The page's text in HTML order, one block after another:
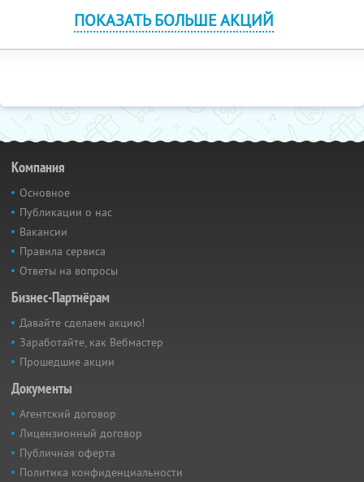
ПОКАЗАТЬ БОЛЬШЕ АКЦИЙ
Компания
Основное
Публикации о нас
Вакансии
Правила сервиса
Ответы на вопросы
Бизнес-Партнёрам
Давайте сделаем акцию!
Заработайте, как Вебмастер
Прошедшие акции
Документы
Агентский договор
Лицензионный договор
Публичная оферта
Политика конфиденциальности